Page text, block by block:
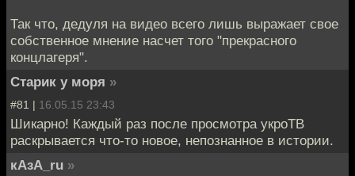
Так что, дедуля на видео всего лишь выражает свое
собственное мнение насчет того "прекрасного
концлагеря".
Старик у моря »
#81 | 16.05.15 23:43
Шикарно! Каждый раз после просмотра укроТВ
раскрывается что-то новое, непознанное в истории.
кАзА_ru »